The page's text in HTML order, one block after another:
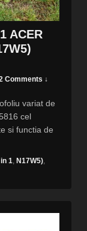
ACER
Comments ↓
variat de
cel
si functia de
1, N17W5),